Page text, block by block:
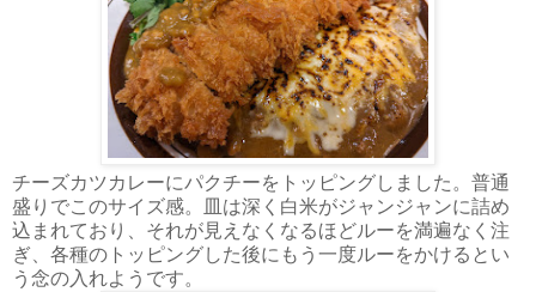
チーズカツカレーにパクチーをトッピングしました。普通
盛りでこのサイズ感。皿は深く白米がジャンジャンに詰め
込まれており、それが見えなくなるほどルーを満遍なく注
ぎ、各種のトッピングした後にもう一度ルーをかけるとい
う念の入れようです。